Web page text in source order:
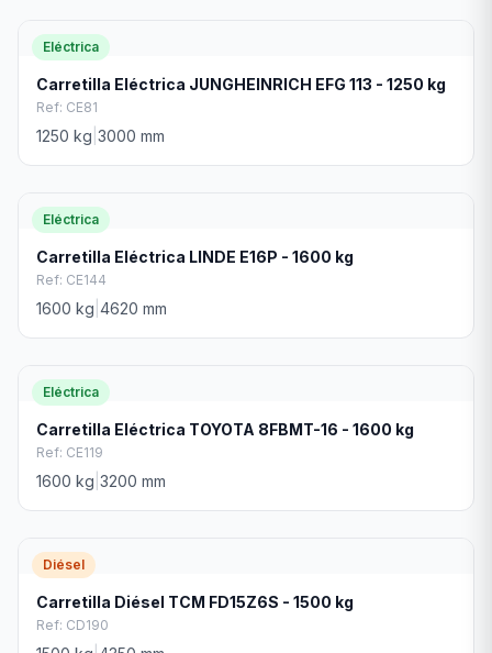
Eléctrica
Carretilla Eléctrica JUNGHEINRICH EFG 113 - 1250 kg
Ref: CE81
1250 kg 3000 mm
Eléctrica
Carretilla Eléctrica LINDE E16P - 1600 kg
Ref: CE144
1600 kg 4620 mm
Eléctrica
Carretilla Eléctrica TOYOTA 8FBMT-16 - 1600 kg
Ref: CE119
1600 kg 3200 mm
Diésel
Carretilla Diésel TCM FD15Z6S - 1500 kg
Ref: CD190